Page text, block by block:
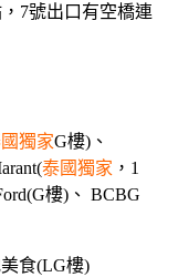
7號出口有空橋連
獨家G樓)、
泰國獨家 ，1
樓)、 BCBG
食(LG樓)